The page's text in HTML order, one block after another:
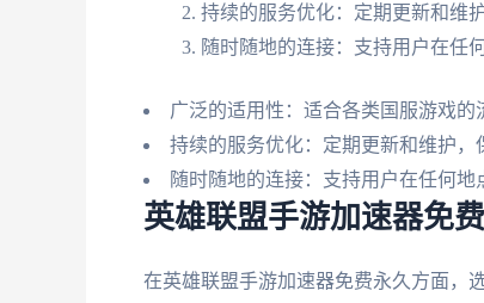
持续的服务优化：定期更新和维
随时随地的连接：支持用户在任
广泛的适用性：适合各类国服游戏的
持续的服务优化：定期更新和维护，
随时随地的连接：支持用户在任何地
英雄联盟手游加速器免
在英雄联盟手游加速器免费永久方面，